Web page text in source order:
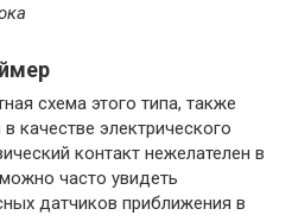
схема этого типа, также
качестве электрического
контакт нежелателен в
часто увидеть
датчиков приближения в